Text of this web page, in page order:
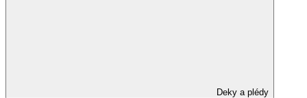
Deky a plédy